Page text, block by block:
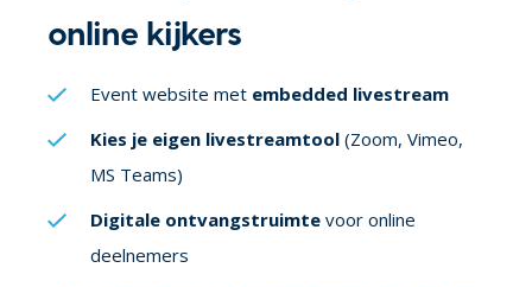
online kijkers
Event website met embedded livestream
Kies je eigen livestreamtool (Zoom, Vimeo,
MS Teams)
Digitale ontvangstruimte voor online
deelnemers